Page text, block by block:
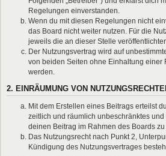
Regelungen einverstanden.
Wenn du mit diesen Regelungen nicht
das Board nicht weiter nutzen. Für die
jeweils die an dieser Stelle
Der Nutzungsvertrag wird auf
von beiden Seiten ohne Einhaltung einer
werden.
2. EINRÄUMUNG VON
Mit dem Erstellen eines Beitrags erteilst
zeitlich und räumlich unbeschränktes
deinen Beitrag im Rahmen des Boards
Das Nutzungsrecht nach Punkt 2,
Kündigung des Nutzungsvertrages